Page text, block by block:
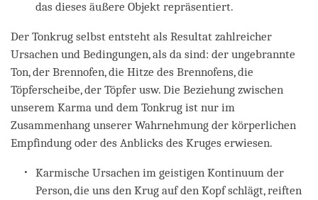
das dieses äußere Objekt repräsentiert.
Der Tonkrug selbst entsteht als Resultat zahlreicher
Ursachen und Bedingungen, als da sind: der ungebrannte
Ton, der Brennofen, die Hitze des Brennofens, die
Töpferscheibe, der Töpfer usw. Die Beziehung zwischen
unserem Karma und dem Tonkrug ist nur im
Zusammenhang unserer Wahrnehmung der körperlichen
Empfindung oder des Anblicks des Kruges erwiesen.
Karmische Ursachen im geistigen Kontinuum der
Person, die uns den Krug auf den Kopf schlägt, reiften